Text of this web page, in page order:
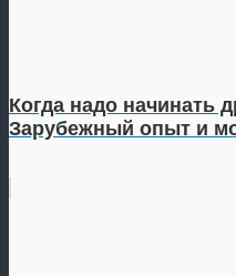
Когда надо начинать
Зарубежный опыт и